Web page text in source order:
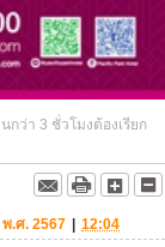
กว่า 3 ชั่วโมงต้องเรียก
.ศ. 2567 | 12:04